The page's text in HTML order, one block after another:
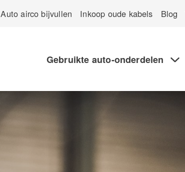
Auto airco bijvullen Inkoop oude kabels Blog
Gebruikte auto-onderdelen